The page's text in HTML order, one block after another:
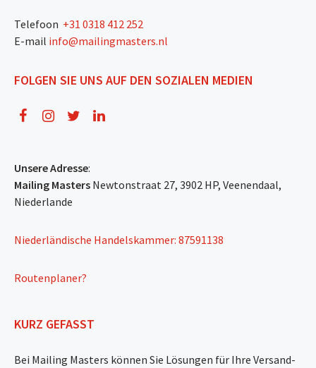
Telefoon +31 0318 412 252
E-mail info@mailingmasters.nl
FOLGEN SIE UNS AUF DEN SOZIALEN MEDIEN
Unsere Adresse:
Mailing Masters Newtonstraat 27, 3902 HP, Veenendaal,
Niederlande
Niederländische Handelskammer: 87591138
Routenplaner?
KURZ GEFASST
Bei Mailing Masters können Sie Lösungen für Ihre Versand-